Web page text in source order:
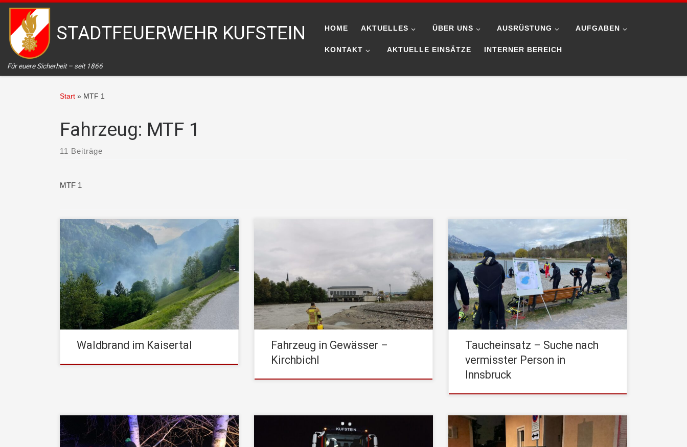
Zum Inhalt springen
STADTFEUERWEHR KUFSTEIN
Für euere Sicherheit – seit 1866
HOME AKTUELLES ÜBER UNS AUSRÜSTUNG AUFGABEN
KONTAKT AKTUELLE EINSÄTZE INTERNER BEREICH
Start » MTF 1
Fahrzeug: MTF 1
11 Beiträge
MTF 1
Am Montag, den 22. Mai 2023, um 17:25 Uhr
wurde die STADTFEUERWEHR Kufstein von der
Leitstelle Tirol mit den Einsatzstichwort „Brand
Wald“ alarmiert. Als die ersten Einsatzkräfte der
STADTFEUERWEHR Kufstein zum gemeldeten
Einsatzort in das Kaisertal gefahren sind, stellten
sie dort eine starke Rauchentwicklung im Bereich
der Tischhoferhöhle fest. Aus […]
Waldbrand im Kaisertal
Taucherstaffel, sowie dem Feuerwehrboot
alarmiert. Die Meldung der Leitstelle war, dass
nach einem Verkehrsunfall ein PKW im Inn
treiben würde. Nach intensiver Suche, an der
von Zeugen […]
Fahrzeug in Gewässer –
Kirchbichl
Am Nachmittag des 05.04.22 wurden die
Taucher der STADTFEUERWEHR Kufstein zu
einem Sucheinsatz nach einer seit 01.04.22
vermissten Person nach Innsbruck alarmiert. Der
letzte bekannte Aufenthaltspunkt der vermissten
Person befand sich in der Nähe des Innsbrucker
Baggersees, weshalb dieser von Tauchern der
Berufsfeuerwehr Innsbruck, der
STADTFEUERWEHR Kufstein und der
Taucheinsatz – Suche nach
vermisster Person in
Innsbruck
Die STADTFEUERWEHR Kufstein wurde am
Freitag, den 21.01.2022, um 22:03 Uhr zu einem
Am Donnerstag, den 30.Dezember 2021, wurde
die STADTFEUERWEHR Kufstein von der
Bildbericht zum Hochwasserereignis in Kufstein –
Samstag 17. Juli bis Sonntag 18. Juli 2021